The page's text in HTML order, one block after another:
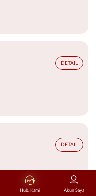
DETAIL
DETAIL
Hub. Kami Akun Saya